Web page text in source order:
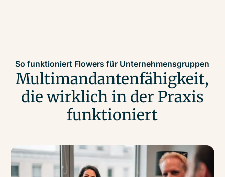
So funktioniert Flowers für Unternehmensgruppen
Multimandantenfähigkeit,
die wirklich in der Praxis
funktioniert